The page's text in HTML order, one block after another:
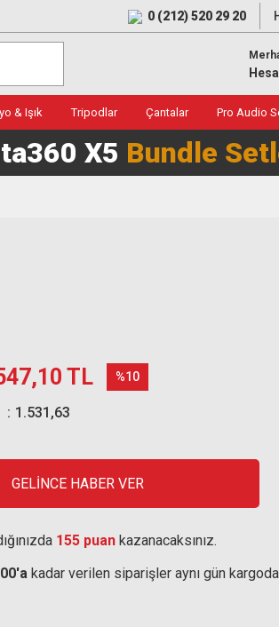
0 (212) 520 29 20
& Işık Tripodlar Çantalar Pro Audio
X5 Bundle
TL %10
1.531,63
GELİNCE HABER VER
155 puan kazanacaksınız.
kadar verilen siparişler aynı gün